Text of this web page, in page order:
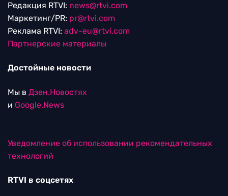
Редакция RTVI: news@rtvi.com
Маркетинг/PR: pr@rtvi.com
Реклама RTVI: adv-eu@rtvi.com
Партнерские материалы
Достойные новости
Мы в Дзен.Новостях
и Google.News
Уведомление об использовании рекомендательных
технологий
RTVI в соцсетях